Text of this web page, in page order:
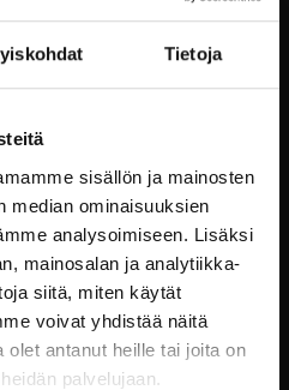
Tietoja
sisällön ja mainosten
median ominaisuuksien
analysoimiseen. Lisäksi
mainosalan ja analytiikka-
siitä, miten käytät
voivat yhdistää näitä
olet antanut heille tai joita on
palvelujaan.
palvelee kävijöitä ja
maistelemaan
molempina päivinä
on 8€,
(lähimaksu) tai